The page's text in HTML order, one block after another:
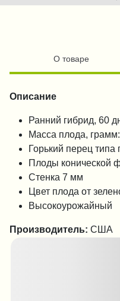
О товаре
Описание
Ранний гибрид, 60
Масса плода,
Горький перец типа
Плоды конической
Стенка 7 мм
Цвет плода от
Высокоурожайный
Производитель: США